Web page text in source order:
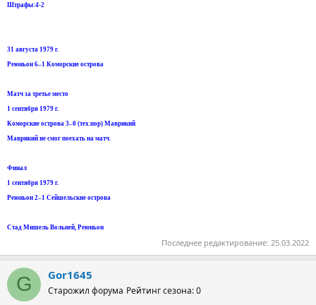
Штрафы:4-2
31 августа 1979 г.
Реюньон 6–1 Коморские острова
Матч за третье место
1 сентября 1979 г.
Коморские острова 3–0 (тех.пор) Маврикий
Маврикий не смог поехать на матч.
Финал
1 сентября 1979 г.
Реюньон 2–1 Сейшельские острова
Стад Мишель Вольней, Реюньон
Последнее редактирование: 25.03.2022
G Gor1645
Старожил форума Рейтинг сезона: 0